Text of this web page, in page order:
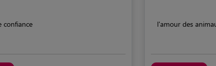
confiance l'amour des